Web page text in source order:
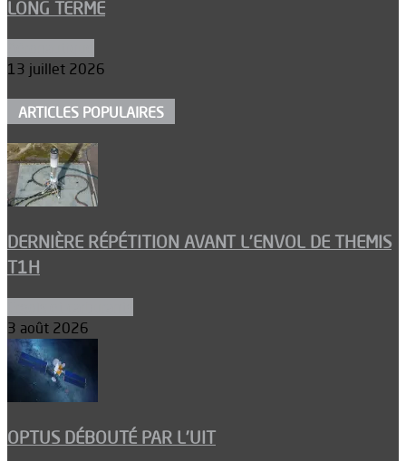
LONG TERME
13 juillet 2026
ARTICLES POPULAIRES
DERNIÈRE RÉPÉTITION AVANT L’ENVOL DE THEMIS
T1H
3 août 2026
OPTUS DÉBOUTÉ PAR L’UIT